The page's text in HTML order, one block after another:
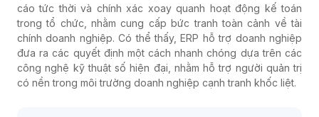
cáo tức thời và chính xác xoay quanh hoạt động kế toán
trong tổ chức, nhằm cung cấp bức tranh toàn cảnh về tài
chính doanh nghiệp. Có thể thấy, ERP hỗ trợ doanh nghiệp
đưa ra các quyết định một cách nhanh chóng dựa trên các
công nghệ kỹ thuật số hiện đại, nhằm hỗ trợ người quản trị
có nền trong môi trường doanh nghiệp cạnh tranh khốc liệt.